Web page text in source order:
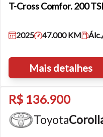
T-CrossComfor. 200
2025 47.000 KM
Mais detalhes
R$ 136.900
Toyota